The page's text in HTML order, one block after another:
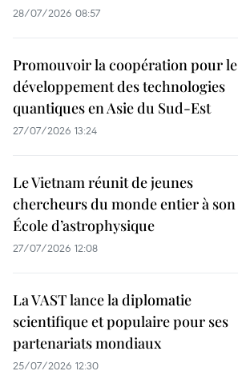
28/07/2026 08:57
Promouvoir la coopération pour le
développement des technologies
quantiques en Asie du Sud-Est
27/07/2026 13:24
Le Vietnam réunit de jeunes
chercheurs du monde entier à son
École d’astrophysique
27/07/2026 12:08
La VAST lance la diplomatie
scientifique et populaire pour ses
partenariats mondiaux
25/07/2026 12:30